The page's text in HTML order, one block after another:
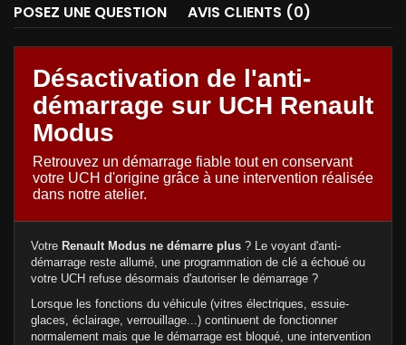
POSEZ UNE QUESTION
AVIS CLIENTS (0)
Désactivation de l'anti-
démarrage sur UCH Renault
Modus
Retrouvez un démarrage fiable tout en conservant
votre UCH d'origine grâce à une intervention réalisée
dans notre atelier.
Votre Renault Modus ne démarre plus ? Le voyant d'anti-
démarrage reste allumé, une programmation de clé a échoué ou
votre UCH refuse désormais d'autoriser le démarrage ?
Lorsque les fonctions du véhicule (vitres électriques, essuie-
glaces, éclairage, verrouillage...) continuent de fonctionner
normalement mais que le démarrage est bloqué, une intervention